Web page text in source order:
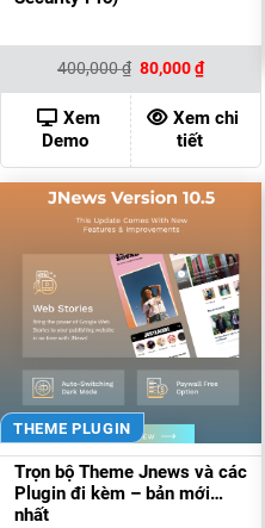
400,000₫ Giá
gốc
là:
400,000 ₫.
80,000₫Giá
hiện
tại
là:
80,000 ₫.
Xem
Demo
Xem chi
tiết
THEME PLUGIN
Trọn bộ Theme Jnews và các
Plugin đi kèm – bản mới
nhất